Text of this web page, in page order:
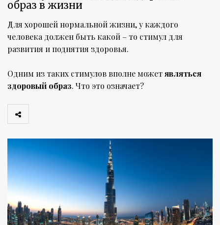
образ в жизни
Для хорошей нормальной жизни, у каждого
человека должен быть какой – то стимул для
развития и поднятия здоровья.
Одним из таких стимулов вполне можетявляться
здоровый образ. Что это означает?